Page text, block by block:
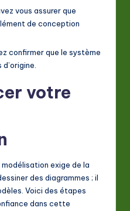
vous assurer que
de conception
confirmer que le système
votre
exige de la
des diagrammes ; il
Voici des étapes
dans cette